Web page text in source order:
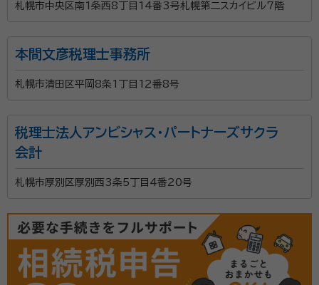
札幌市中央区南1条西8丁目14番3号札幌第二スカイビル7階
本間文彦税理士事務所
札幌市清田区平岡8条1丁目12番8号
税理士法人アンビシャス・パートナーズサクラ
会計
札幌市厚別区厚別西3条5丁目4番20号